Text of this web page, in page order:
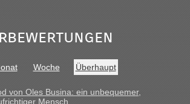
warten vor der Grenze Richtung Polen
Kleinbus. Abfertigung ging dann
und Reisetipps • Re: An welchem
Polen und der Ukraine geht es am
Woche Überhaupt
von Oles Busina: ein unbequemer,
Mensch